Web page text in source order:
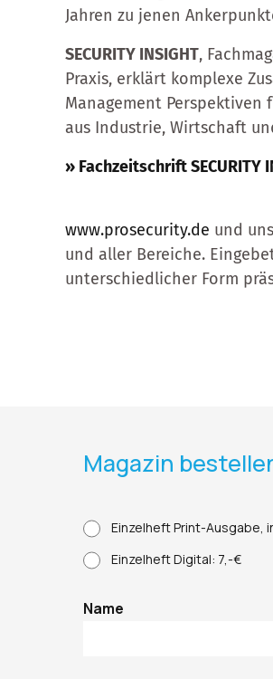
Jahren zu jenen
SECURITY INSIGHT,
Praxis, erklärt komplexe
Management
aus Industrie, Wirtschaft
» Fachzeitschrift SECURITY
www.prosecurity.de und
und aller Bereiche.
unterschiedlicher Form
Magazin
Col-First
Einzelheft Print-Ausgabe,
Einzelheft Digital: 7,-€
Name